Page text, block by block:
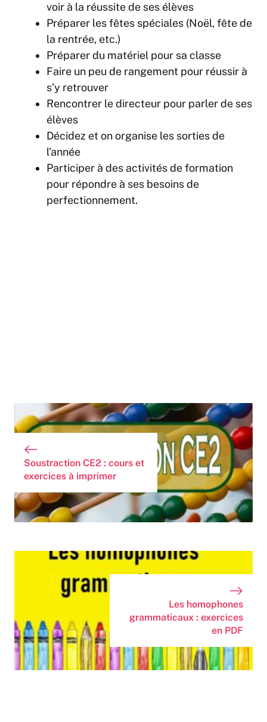
voir à la réussite de ses élèves
Préparer les fêtes spéciales (Noël, fête de
la rentrée, etc.)
Préparer du matériel pour sa classe
Faire un peu de rangement pour réussir à
s’y retrouver
Rencontrer le directeur pour parler de ses
élèves
Décidez et on organise les sorties de
l’année
Participer à des activités de formation
pour répondre à ses besoins de
perfectionnement.
Soustraction CE2 : cours et
exercices à imprimer
Les homophones
grammaticaux : exercices
en PDF